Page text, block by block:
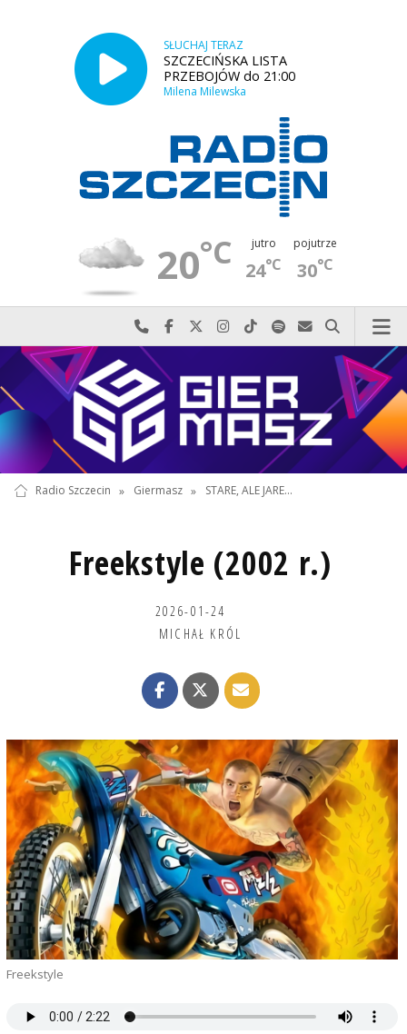
SŁUCHAJ TERAZ
SZCZECIŃSKA LISTA
PRZEBOJÓW do 21:00
Milena Milewska
20°C jutro
24°C
pojutrze
30°C
Najlepiej po prostu do nas zadzwoń
Odwiedź nas na Facebook-u
Odwiedź nas na X
Odwiedź nas na Instagram-ie
Odwiedź nas na TikTok-u
Szukaj nas na Spotify
Wyślij do nas
Szukaj
Radio Szczecin » Giermasz » STARE, ALE JARE...
Freekstyle (2002 r.)
2026-01-24
MICHAŁ KRÓL
Freekstyle